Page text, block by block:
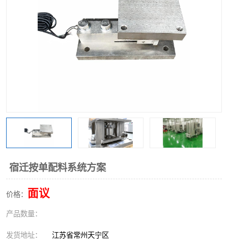
宿迁按单配料系统方案
价格： 面议
产品数量：
发货地址： 江苏省常州天宁区